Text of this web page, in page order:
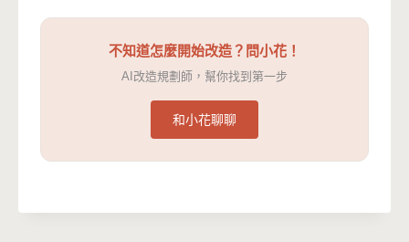
不知道怎麼開始改造？問小花！
AI改造規劃師，幫你找到第一步
和小花聊聊